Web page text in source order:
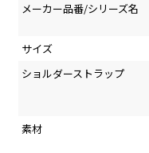
メーカー品番/シリーズ名
サイズ
ショルダーストラップ
素材